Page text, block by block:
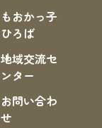
もおかっ子
ひろば
地域交流セ
ンター
お問い合わ
せ